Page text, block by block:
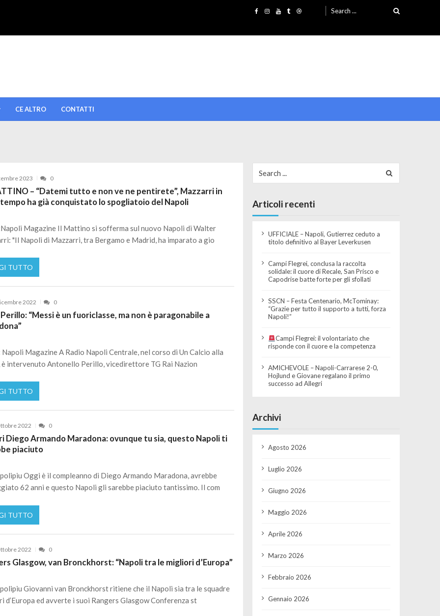
Search for:
CE ALTRO CONTATTI
2023 0
– “Datemi tutto e non ve ne pentirete”, Mazzarri in
ha già conquistato lo spogliatoio del Napoli
Magazine Il Mattino si sofferma sul nuovo Napoli di Walter
"Il Napoli di Mazzarri, tra Bergamo e Madrid, ha imparato a gio
TUTTO
2022 0
Perillo: “Messi è un fuoriclasse, ma non è paragonabile a
Napoli Magazine A Radio Napoli Centrale, nel corso di Un Calcio alla
è intervenuto Antonello Perillo, vicedirettore TG Rai Nazion
TUTTO
2022 0
Diego Armando Maradona: ovunque tu sia, questo Napoli ti
piaciuto
Oggi è il compleanno di Diego Armando Maradona, avrebbe
62 anni e questo Napoli gli sarebbe piaciuto tantissimo. Il com
TUTTO
2022 0
Glasgow, van Bronckhorst: “Napoli tra le migliori d’Europa”
Giovanni van Bronckhorst ritiene che il Napoli sia tra le squadre
d’Europa ed avverte i suoi Rangers Glasgow Conferenza st
Articoli recenti
UFFICIALE – Napoli, Gutierrez ceduto a
titolo definitivo al Bayer Leverkusen
Campi Flegrei, conclusa la raccolta
solidale: il cuore di Recale, San Prisco e
Capodrise batte forte per gli sfollati
SSCN – Festa Centenario, McTominay:
“Grazie per tutto il supporto a tutti, forza
Napoli!”
Campi Flegrei: il volontariato che
risponde con il cuore e la competenza
AMICHEVOLE – Napoli-Carrarese 2-0,
Hojlund e Giovane regalano il primo
successo ad Allegri
Archivi
Agosto 2026
Luglio 2026
Giugno 2026
Maggio 2026
Aprile 2026
Marzo 2026
Febbraio 2026
Gennaio 2026